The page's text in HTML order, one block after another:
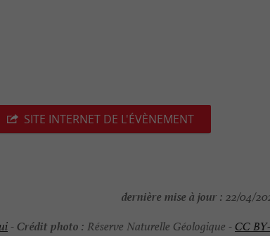
SITE INTERNET DE L'ÉVÈNEMENT
dernière mise à jour : 22/04/
-Crédit photo : Réserve Naturelle Géologique -CC